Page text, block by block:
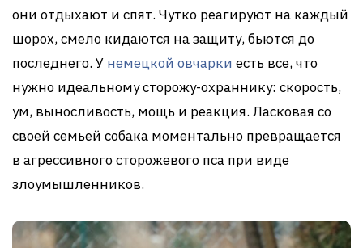
они отдыхают и спят. Чутко реагируют на каждый
шорох, смело кидаются на защиту, бьются до
последнего. У немецкой овчарки есть все, что
нужно идеальному сторожу-охраннику: скорость,
ум, выносливость, мощь и реакция. Ласковая со
своей семьей собака моментально превращается
в агрессивного сторожевого пса при виде
злоумышленников.